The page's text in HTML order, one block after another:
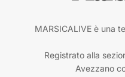
MARSICALIVE è una
Registrato alla
Avezzano